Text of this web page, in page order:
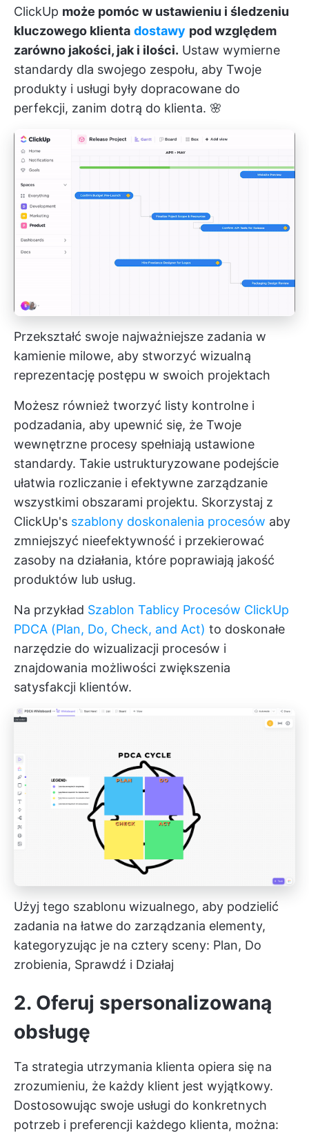
ClickUp może pomóc w ustawieniu i śledzeniu
kluczowego klienta dostawy pod względem
zarówno jakości, jak i ilości. Ustaw wymierne
standardy dla swojego zespołu, aby Twoje
produkty i usługi były dopracowane do
perfekcji, zanim dotrą do klienta. 🌸
Przekształć swoje najważniejsze zadania w
kamienie milowe, aby stworzyć wizualną
reprezentację postępu w swoich projektach
Możesz również tworzyć listy kontrolne i
podzadania, aby upewnić się, że Twoje
wewnętrzne procesy spełniają ustawione
standardy. Takie ustrukturyzowane podejście
ułatwia rozliczanie i efektywne zarządzanie
wszystkimi obszarami projektu. Skorzystaj z
ClickUp's szablony doskonalenia procesów aby
zmniejszyć nieefektywność i przekierować
zasoby na działania, które poprawiają jakość
produktów lub usług.
Na przykład Szablon Tablicy Procesów ClickUp
PDCA (Plan, Do, Check, and Act) to doskonałe
narzędzie do wizualizacji procesów i
znajdowania możliwości zwiększenia
satysfakcji klientów.
Użyj tego szablonu wizualnego, aby podzielić
zadania na łatwe do zarządzania elementy,
kategoryzując je na cztery sceny: Plan, Do
zrobienia, Sprawdź i Działaj
2. Oferuj spersonalizowaną
obsługę
Ta strategia utrzymania klienta opiera się na
zrozumieniu, że każdy klient jest wyjątkowy.
Dostosowując swoje usługi do konkretnych
potrzeb i preferencji każdego klienta, można: